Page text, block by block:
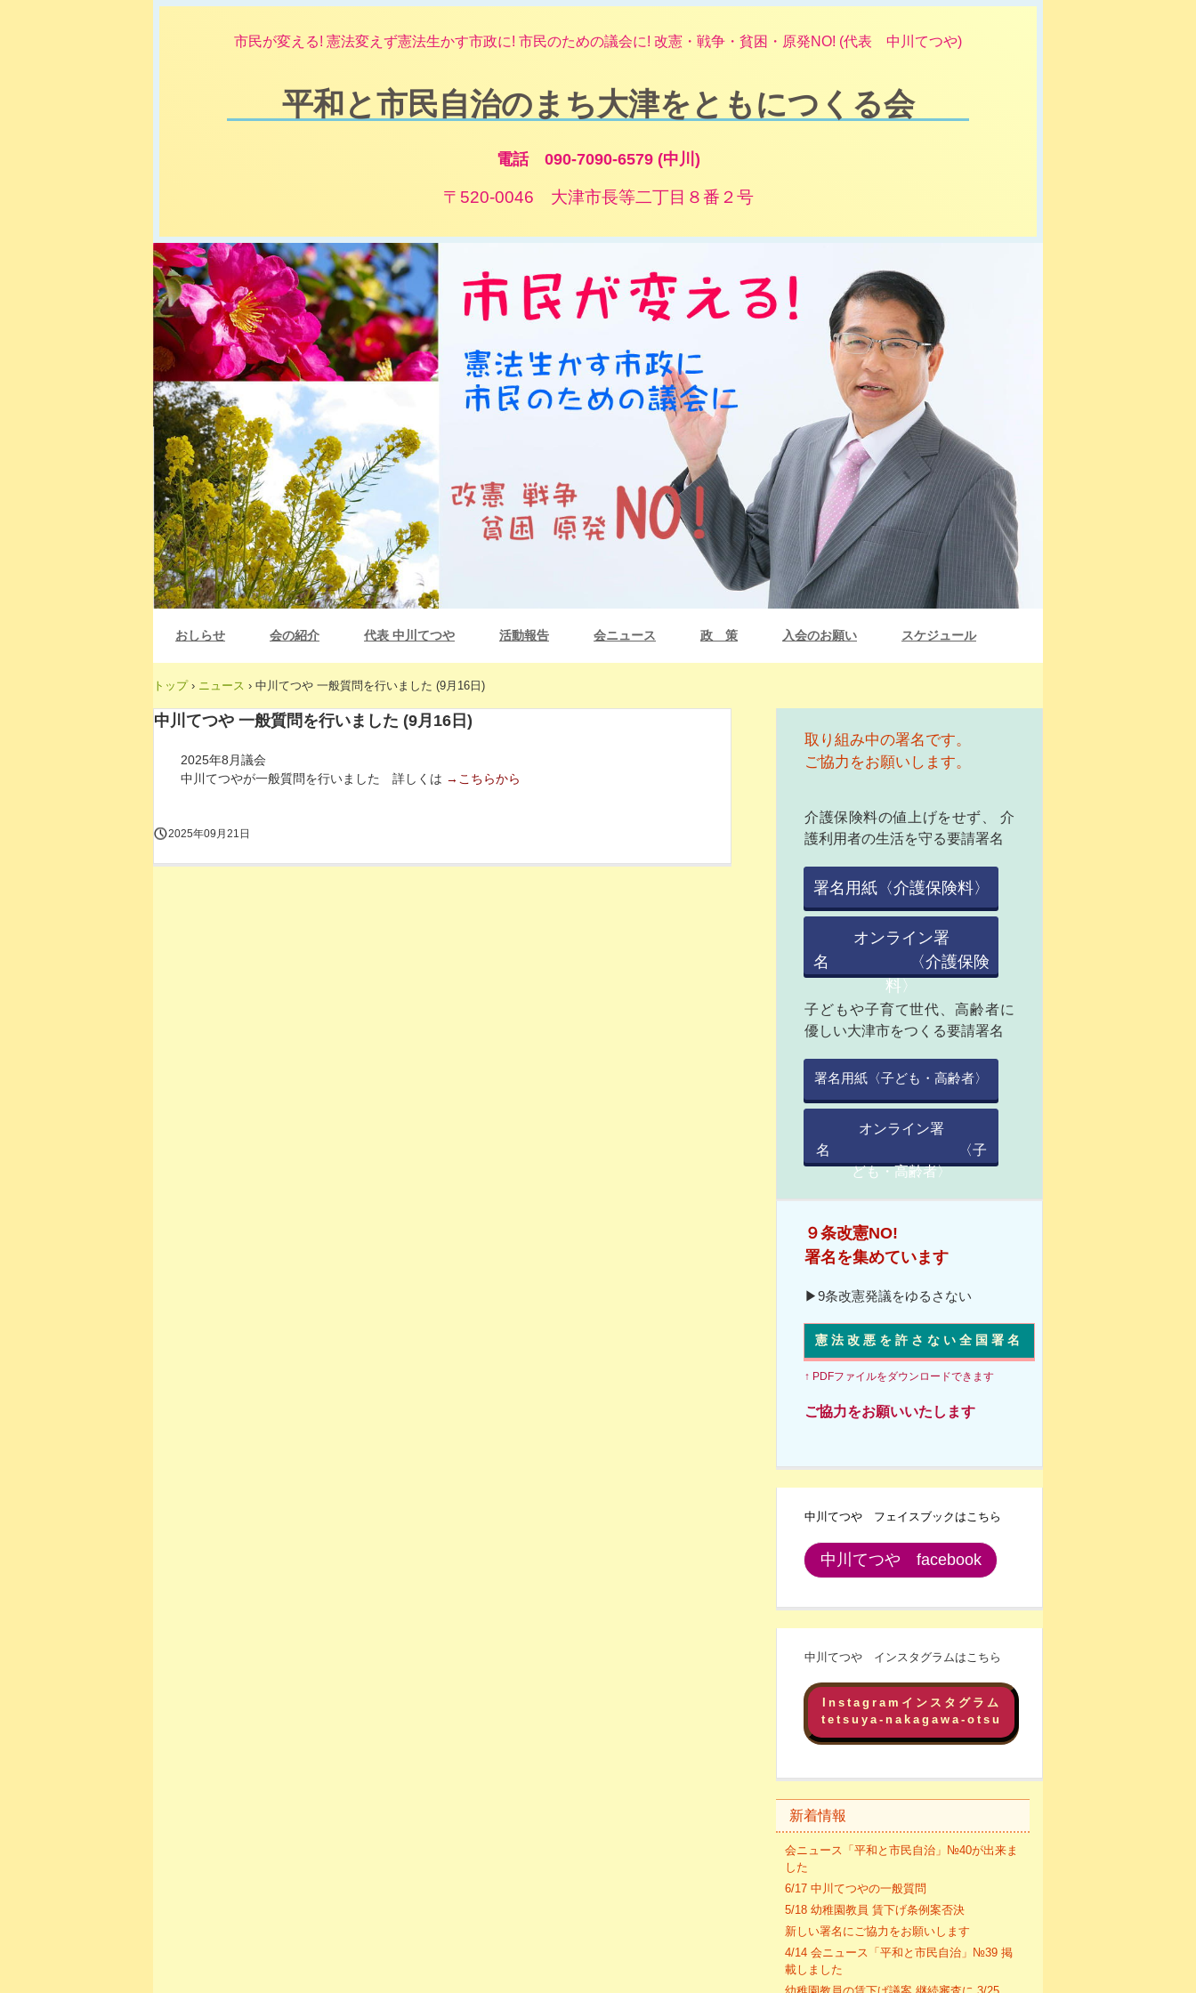
平和と市民自治のまち大津をともにつくる会
市民が変える! 憲法変えず憲法生かす市政に! 市民のための議会に! 改憲・戦争・貧困・原発NO! (代表 中川てつや)
電話 090-7090-6579 (中川)
〒520-0046 大津市長等二丁目８番２号
おしらせ 会の紹介 代表 中川てつや 活動報告 会ニュース 政 策 入会のお願い スケジュール
トップ › ニュース › 中川てつや 一般質問を行いました (9月16日)
中川てつや 一般質問を行いました (9月16日)
2025年8月議会
中川てつやが一般質問を行いました 詳しくは →こちらから
2025年09月21日
取り組み中の署名です。
ご協力をお願いします。
介護保険料の値上げをせず、 介
護利用者の生活を守る要請署名
署名用紙〈介護保険料〉
オンライン署
名 〈介護保険
料〉
子どもや子育て世代、高齢者に
優しい大津市をつくる要請署名
署名用紙〈子ども・高齢者〉
オンライン署
名 〈子
ども・高齢者〉
９条改憲NO!
署名を集めています
▶9条改憲発議をゆるさない
憲法改悪を許さない全国署名
↑ PDFファイルをダウンロードできます
ご協力をお願いいたします
中川てつや フェイスブックはこちら
中川てつや facebook
中川てつや インスタグラムはこちら
Instagramインスタグラム
tetsuya-nakagawa-otsu
新着情報
会ニュース「平和と市民自治」№40が出来ま
した
6/17 中川てつやの一般質問
5/18 幼稚園教員 賃下げ条例案否決
新しい署名にご協力をお願いします
4/14 会ニュース「平和と市民自治」№39 掲
載しました